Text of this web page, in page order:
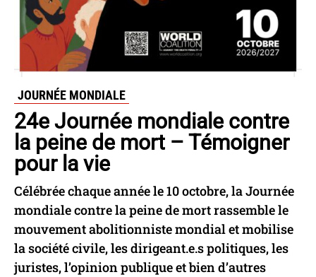
JOURNÉE MONDIALE
24e Journée mondiale contre
la peine de mort – Témoigner
pour la vie
Célébrée chaque année le 10 octobre, la Journée
mondiale contre la peine de mort rassemble le
mouvement abolitionniste mondial et mobilise
la société civile, les dirigeant.e.s politiques, les
juristes, l’opinion publique et bien d’autres